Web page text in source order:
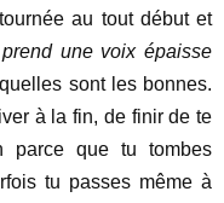
au tout début et
une voix épaisse
sont les bonnes.
à la fin, de finir de te
parce que tu tombes
tu passes même à